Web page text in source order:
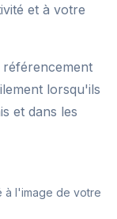
et à votre
lorsqu'ils
et dans les
à l'image de votre